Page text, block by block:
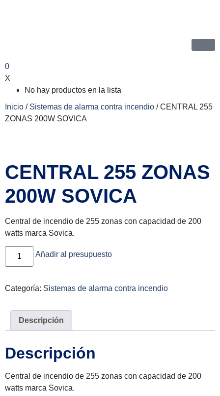
0
X
No hay productos en la lista
Inicio / Sistemas de alarma contra incendio / CENTRAL 255
ZONAS 200W SOVICA
CENTRAL 255 ZONAS
200W SOVICA
Central de incendio de 255 zonas con capacidad de 200
watts marca Sovica.
Añadir al presupuesto
Categoría: Sistemas de alarma contra incendio
Descripción
Descripción
Central de incendio de 255 zonas con capacidad de 200
watts marca Sovica.